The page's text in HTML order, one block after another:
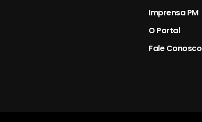
Imprensa PM
O Portal
Fale Conosco